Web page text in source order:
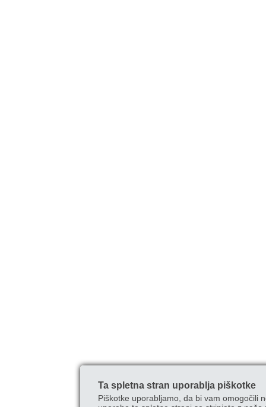
Ta spletna stran uporablja piškotke
Piškotke uporabljamo, da bi vam omogočili